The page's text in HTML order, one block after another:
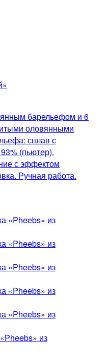
барельефом и 6
оловянными
сплав с
(пьютер).
с эффектом
Ручная работа.
из